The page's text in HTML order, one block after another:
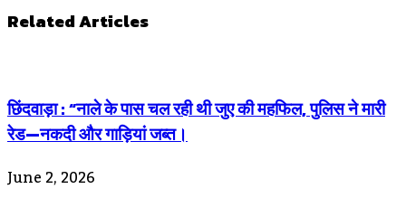
Related Articles
छिंदवाड़ा : “नाले के पास चल रही थी जुए की महफिल, पुलिस ने मारी
रेड—नकदी और गाड़ियां जब्त।
June 2, 2026